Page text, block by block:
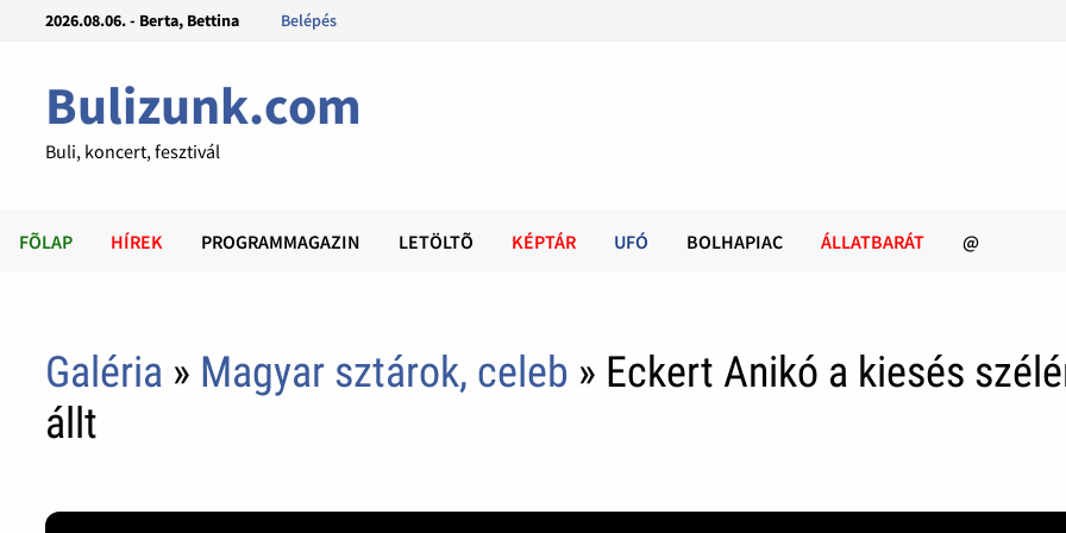
2026.08.06. - Berta, Bettina Belépés
Bulizunk.com
Buli, koncert, fesztivál
FÕLAP HÍREK PROGRAMMAGAZIN LETÖLTÕ KÉPTÁR UFÓ BOLHAPIAC ÁLLATBARÁT @
Galéria » Magyar sztárok, celeb » Eckert Anikó a kiesés
állt